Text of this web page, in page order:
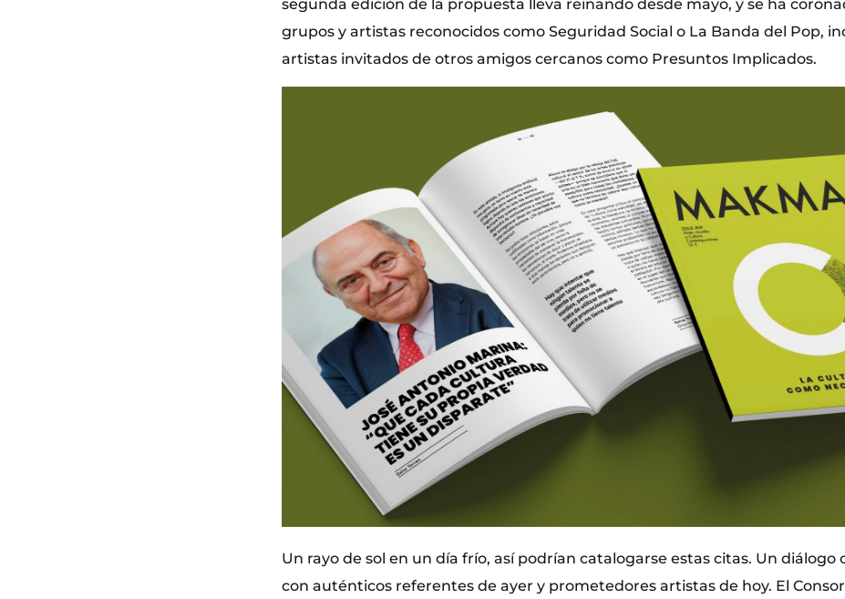
segunda edición de la propuesta lleva reinando desde mayo, y se ha
grupos y artistas reconocidos como Seguridad Social o La Banda del Pop,
artistas invitados de otros amigos cercanos como Presuntos Implicados.
Un rayo de sol en un día frío, así podrían catalogarse estas citas. Un diálogo
con auténticos referentes de ayer y prometedores artistas de hoy. El